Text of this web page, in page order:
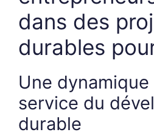
dans des
durables
Une dynamique
service du
durable